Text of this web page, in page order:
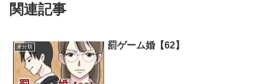
関連記事
未分類 罰ゲーム婚【62】